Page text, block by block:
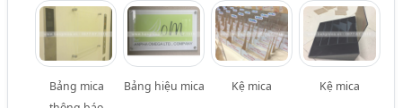
Bảng mica
Bảng hiệu mica Kệ mica Kệ mica